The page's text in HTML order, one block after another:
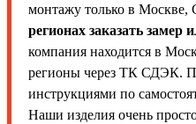
монтажу только в Москве,
регионах заказать
компания находится в
регионы через ТК СДЭК.
инструкциями по
Наши изделия очень